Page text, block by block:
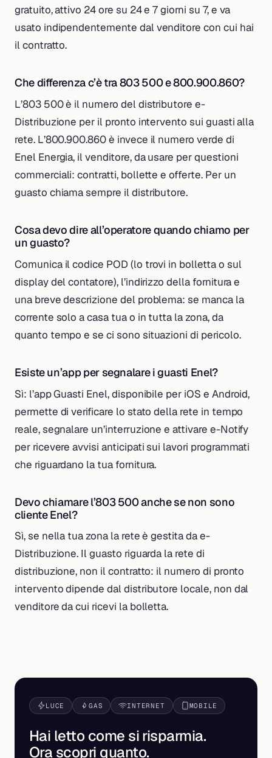
gratuito, attivo 24 ore su 24 e 7 giorni su 7, e va
usato indipendentemente dal venditore con cui hai
il contratto.
Che differenza c’è tra 803 500 e 800.900.860?
L’803 500 è il numero del distributore e-
Distribuzione per il pronto intervento sui guasti alla
rete. L’800.900.860 è invece il numero verde di
Enel Energia, il venditore, da usare per questioni
commerciali: contratti, bollette e offerte. Per un
guasto chiama sempre il distributore.
Cosa devo dire all’operatore quando chiamo per
un guasto?
Comunica il codice POD (lo trovi in bolletta o sul
display del contatore), l’indirizzo della fornitura e
una breve descrizione del problema: se manca la
corrente solo a casa tua o in tutta la zona, da
quanto tempo e se ci sono situazioni di pericolo.
Esiste un’app per segnalare i guasti Enel?
Sì: l’app Guasti Enel, disponibile per iOS e Android,
permette di verificare lo stato della rete in tempo
reale, segnalare un’interruzione e attivare e-Notify
per ricevere avvisi anticipati sui lavori programmati
che riguardano la tua fornitura.
Devo chiamare l’803 500 anche se non sono
cliente Enel?
Sì, se nella tua zona la rete è gestita da e-
Distribuzione. Il guasto riguarda la rete di
distribuzione, non il contratto: il numero di pronto
intervento dipende dal distributore locale, non dal
venditore da cui ricevi la bolletta.
LUCE GAS INTERNET MOBILE
Hai letto come si risparmia.
Ora scopri quanto.